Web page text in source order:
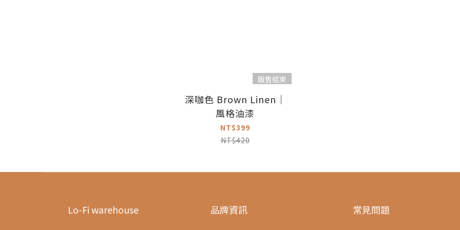
販售結束
深咖色 Brown Linen｜
風格油漆
NT$399
NT$420
Lo-Fi warehouse 品牌資訊 常見問題